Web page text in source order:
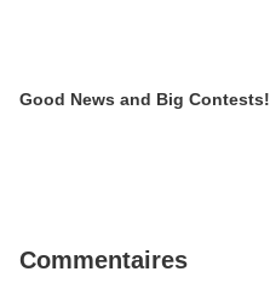
Good News and Big Contests!
Commentaires